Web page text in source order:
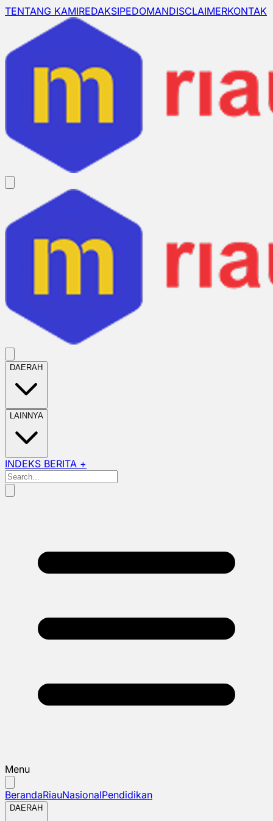
TENTANG KAMIREDAKSIPEDOMANDISCLAIMERKONTAK
DAERAH
LAINNYA
INDEKS BERITA +
Menu
BerandaRiauNasionalPendidikan
DAERAH